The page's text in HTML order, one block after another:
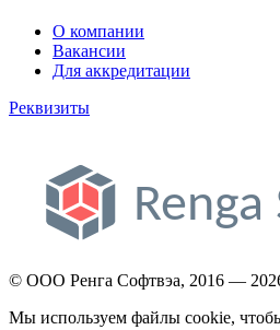
О компании
Вакансии
Для аккредитации
Реквизиты
© ООО Ренга Софтвэа, 2016 —
Мы используем файлы cookie,